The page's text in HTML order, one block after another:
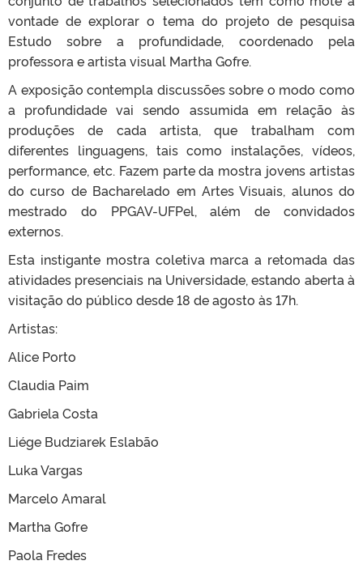
vontade de explorar o tema do projeto de pesquisa
Estudo sobre a profundidade, coordenado pela
professora e artista visual Martha Gofre.
A exposição contempla discussões sobre o modo como
a profundidade vai sendo assumida em relação às
produções de cada artista, que trabalham com
diferentes linguagens, tais como instalações, vídeos,
performance, etc. Fazem parte da mostra jovens artistas
do curso de Bacharelado em Artes Visuais, alunos do
mestrado do PPGAV-UFPel, além de convidados
externos.
Esta instigante mostra coletiva marca a retomada das
atividades presenciais na Universidade, estando aberta à
visitação do público desde 18 de agosto às 17h.
Artistas:
Alice Porto
Claudia Paim
Gabriela Costa
Liége Budziarek Eslabão
Luka Vargas
Marcelo Amaral
Martha Gofre
Paola Fredes